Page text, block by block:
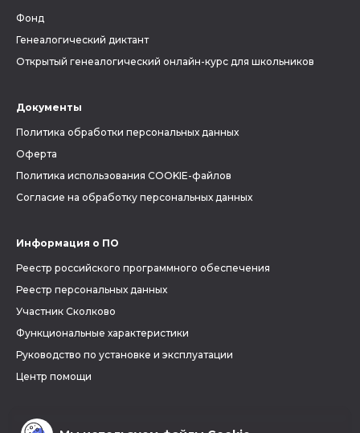
Фонд
Генеалогический диктант
Открытый генеалогический онлайн-курс для школьников
Документы
Политика обработки персональных данных
Оферта
Политика использования COOKIE-файлов
Согласие на обработку персональных данных
Информация о ПО
Реестр российского программного обеспечения
Реестр персональных данных
Участник Сколково
Функциональные характеристики
Руководство по установке и эксплуатации
Центр помощи